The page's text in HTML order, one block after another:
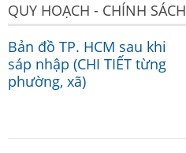
QUY HOẠCH - CHÍNH SÁCH
Bản đồ TP. HCM sau khi
sáp nhập (CHI TIẾT từng
phường, xã)